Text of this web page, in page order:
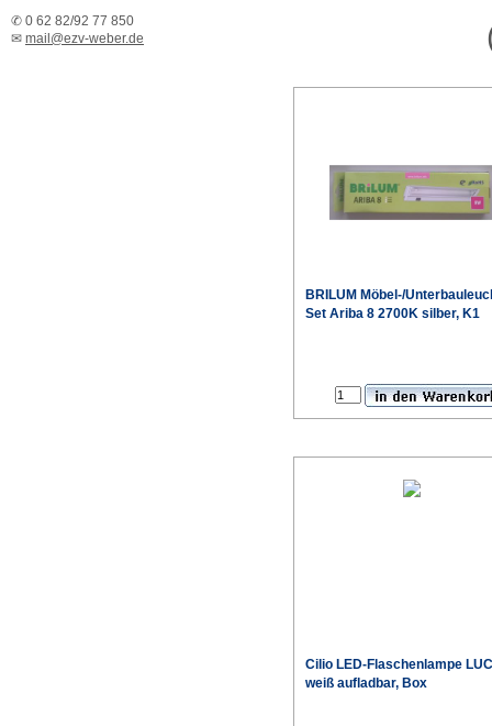
✆ 0 62 82/92 77 850
✉ mail@ezv-weber.de
BRILUM Möbel-/
Set Ariba 8 2700K silber, K1
Cilio LED-Flaschenlampe
weiß aufladbar, Box